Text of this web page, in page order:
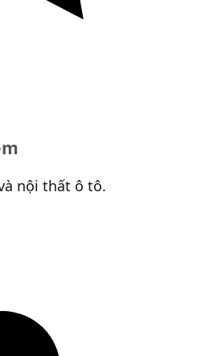
nội thất ô tô.